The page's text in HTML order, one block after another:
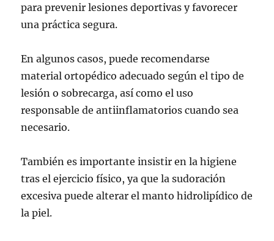
para prevenir lesiones deportivas y favorecer
una práctica segura.
En algunos casos, puede recomendarse
material ortopédico adecuado según el tipo de
lesión o sobrecarga, así como el uso
responsable de antiinflamatorios cuando sea
necesario.
También es importante insistir en la higiene
tras el ejercicio físico, ya que la sudoración
excesiva puede alterar el manto hidrolipídico de
la piel.